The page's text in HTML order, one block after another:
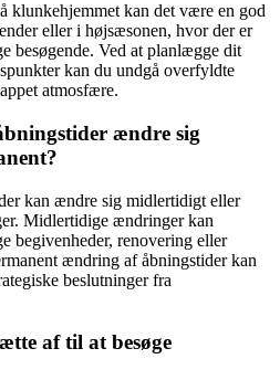
klunkehjemmet kan det være en god
eller i højsæsonen, hvor der er
besøgende. Ved at planlægge dit
kan du undgå overfyldte
atmosfære.
ændre sig
kan ændre sig midlertidigt eller
Midlertidige ændringer kan
begivenheder, renovering eller
ændring af åbningstider kan
beslutninger fra
af til at besøge